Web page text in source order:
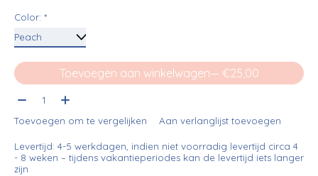
Color: *
Toevoegen aan winkelwagen
— €25,00
Aantal:
Toevoegen om te vergelijken Aan verlanglijst toevoegen
Levertijd: 4-5 werkdagen, indien niet voorradig levertijd circa 4
- 8 weken – tijdens vakantieperiodes kan de levertijd iets langer
zijn